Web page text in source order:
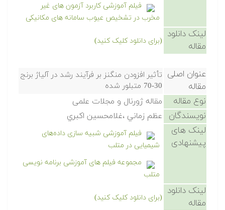
فیلم آموزشی کاربرد آزمون های غیر
مخرب در تشخیص عیوب سامانه های مکانیکی
لینک دانلود
مقاله
(برای دانلود کلیک کنید)
عنوان اصلی
مقاله
تأثير افزودن منگنز بر فرآيند رشد در آلياژ برنج
30-70 متبلور شده
نوع مقاله مقاله ژورنال و مجلات علمی
نویسندگان عظم زماني ،غلامحسين اكبري
لینک های
پیشنهادی
فیلم آموزشی شبیه سازی داده‌های
شیمیایی در متلب
مجموعه فیلم های آموزشی برنامه نویسی
متلب
لینک دانلود
مقاله
(برای دانلود کلیک کنید)